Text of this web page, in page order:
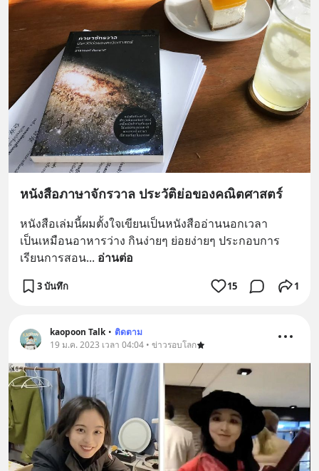
หนังสือภาษาจักรวาล ประวัติย่อของคณิตศาสตร์
หนังสือเล่มนี้ผมตั้งใจเขียนเป็นหนังสืออ่านนอกเวลา
เป็นเหมือนอาหารว่าง กินง่ายๆ ย่อยง่ายๆ ประกอบการ
เรียนการสอน... อ่านต่อ
3 บันทึก 15 1
kaopoon Talk • ติดตาม
19 ม.ค. 2023 เวลา 04:04 • ข่าวรอบโลก